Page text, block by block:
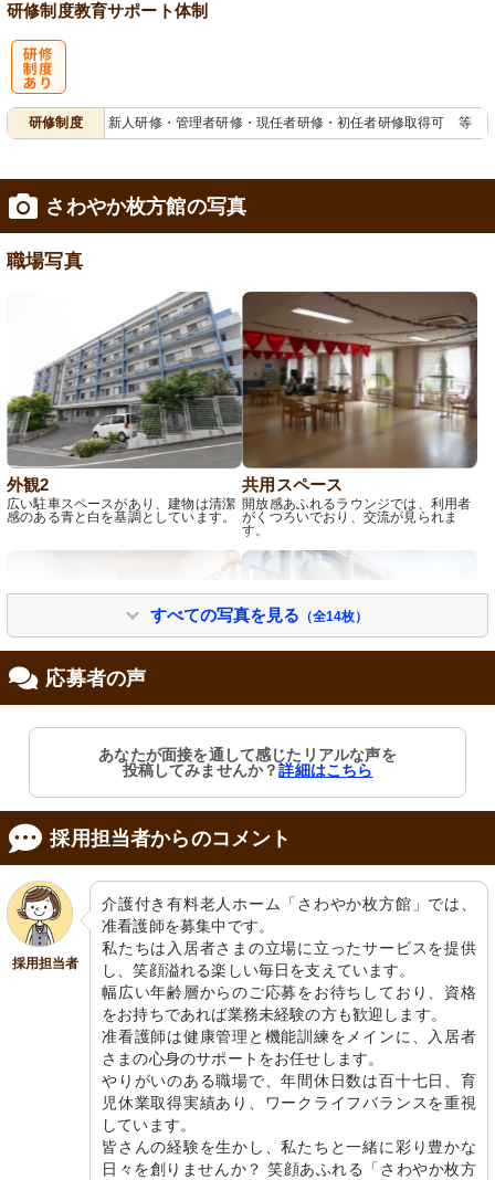
研修制度教育サポート体制
研修制度 新人研修・管理者研修・現任者研修・初任者研修取得可 等
さわやか枚方館の写真
職場写真
外観2
広い駐車スペースがあり、建物は清潔
感のある青と白を基調としています。
共用スペース
開放感あふれるラウンジでは、利用者
がくつろいでおり、交流が見られま
す。
ゆったりとした空間に配された家具は
生活を豊かにし、安心感を提供しま
す。
外観
清潔感のあるモダンな建物で、穏やか
な日々を過ごせそうです。
エントランス
温かみのある木目調の扉が出迎えてく
れます。おしゃれな飾りが季節の訪れ
を感じさせます。
玄関2
お出迎えする入口には、華やかなリー
スが訪れる人を暖かく迎えています。
すべての写真を見る （全14枚）
応募者の声
あなたが面接を通して感じたリアルな声を
投稿してみませんか？詳細はこちら
採用担当者からのコメント
採用担当者
介護付き有料老人ホーム「さわやか枚方館」では、
准看護師を募集中です。
私たちは入居者さまの立場に立ったサービスを提供
し、笑顔溢れる楽しい毎日を支えています。
幅広い年齢層からのご応募をお待ちしており、資格
をお持ちであれば業務未経験の方も歓迎します。
准看護師は健康管理と機能訓練をメインに、入居者
さまの心身のサポートをお任せします。
やりがいのある職場で、年間休日数は百十七日、育
児休業取得実績あり、ワークライフバランスを重視
しています。
皆さんの経験を生かし、私たちと一緒に彩り豊かな
日々を創りませんか？ 笑顔あふれる「さわやか枚方